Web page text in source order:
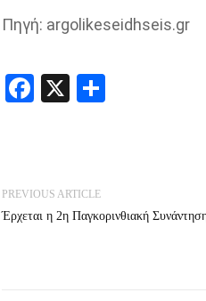
Πηγή: argolikeseidhseis.gr
Facebook
X Share
PREVIOUS ARTICLE
Έρχεται η 2η Παγκορινθιακή